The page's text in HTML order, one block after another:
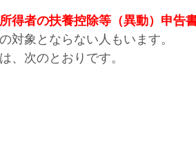
得者の扶養控除等（異動）申告
対象とならない人もいます。
、次のとおりです。